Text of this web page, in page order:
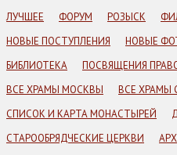
ЛУЧШЕЕ
ФОРУМ РОЗЫСК
НОВЫЕ ПОСТУПЛЕНИЯ
НОВЫЕ
БИБЛИОТЕКА
ПОСВЯЩЕНИЯ
ВСЕ ХРАМЫ МОСКВЫ
ВСЕ ХРАМЫ
СПИСОК И КАРТА МОНАСТЫРЕЙ
СТАРООБРЯДЧЕСКИЕ ЦЕРКВИ